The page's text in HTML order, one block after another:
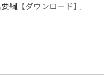
綱 【ダウンロード】